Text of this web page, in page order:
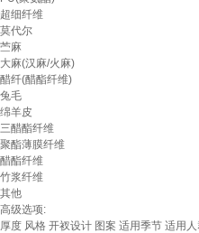
超细纤维
莫代尔
苎麻
大麻(汉麻/火麻)
醋纤(醋酯纤维)
兔毛
绵羊皮
三醋酯纤维
聚酯薄膜纤维
醋酯纤维
竹浆纤维
其他
高级选项:
厚度 风格 开衩设计 图案 适用季节 适用